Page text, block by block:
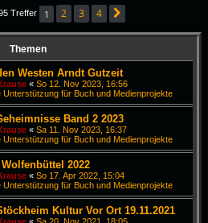
Treffer 1 2 3 4
Themen
Westen Arndt Gutzeit
« So 12. Nov 2023, 16:56
Unterstützung für Buch und Medienprojekte
Band 2 2023
« Sa 11. Nov 2023, 16:37
Unterstützung für Buch und Medienprojekte
2022
« So 17. Apr 2022, 15:04
Unterstützung für Buch und Medienprojekte
Kultur Vor Ort 19.11.2021